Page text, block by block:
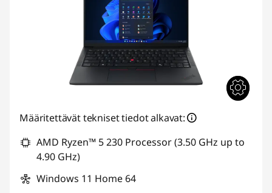
Määritettävät tekniset tiedot alkavat:
AMD Ryzen™ 5 230 Processor (3.50 GHz up to
4.90 GHz)
Windows 11 Home 64